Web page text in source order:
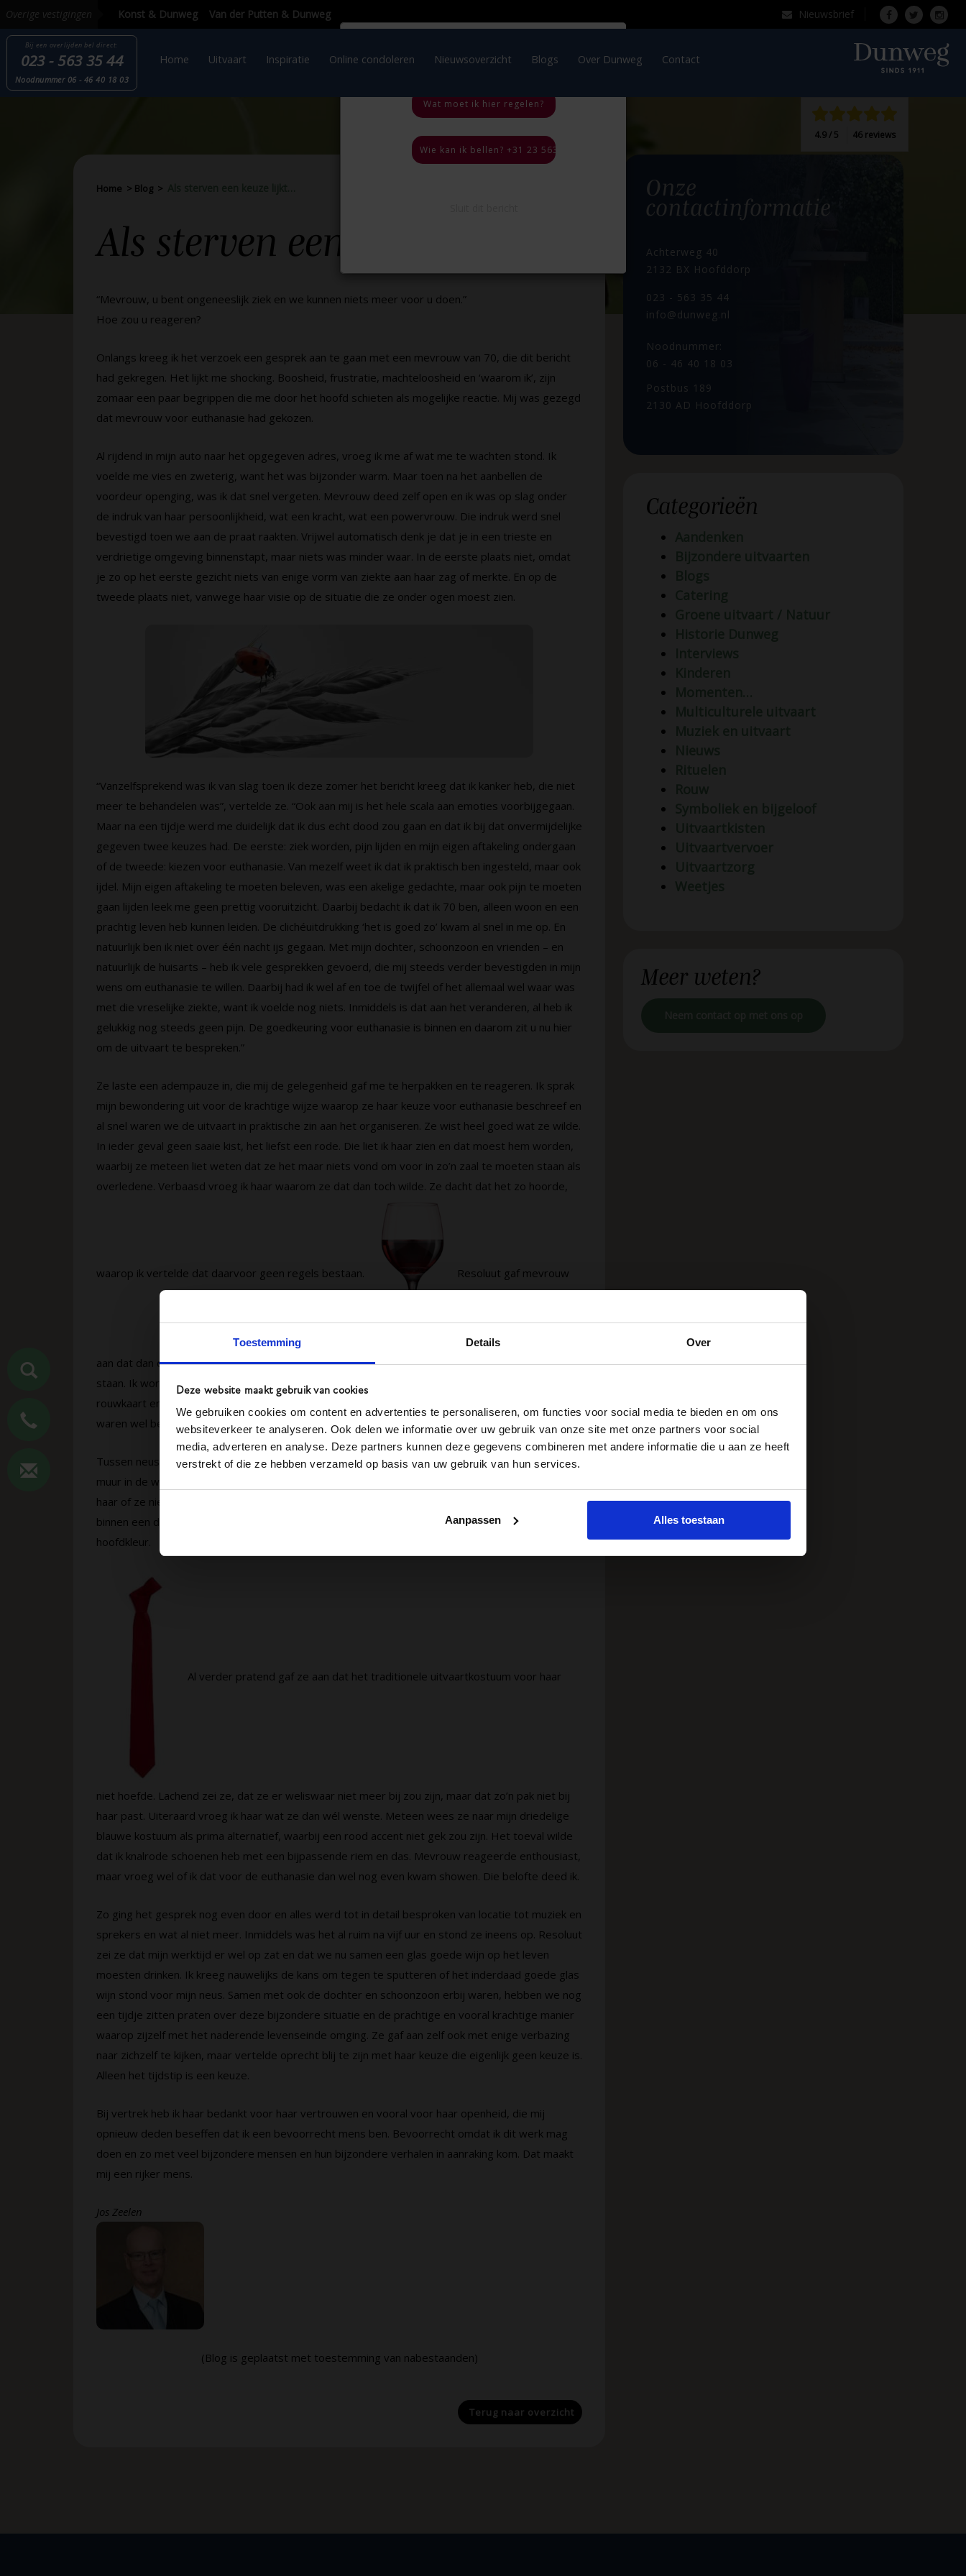
Toestemming Details Over
Deze website maakt gebruik van cookies
We gebruiken cookies om content en advertenties te personaliseren, om functies voor social media te bieden en om ons
websiteverkeer te analyseren. Ook delen we informatie over uw gebruik van onze site met onze partners voor social
media, adverteren en analyse. Deze partners kunnen deze gegevens combineren met andere informatie die u aan ze heeft
verstrekt of die ze hebben verzameld op basis van uw gebruik van hun services.
Aanpassen Alles toestaan
Overige vestigingen Nieuwsbrief
Bij een overlijdenbel direct:
023 - 563 35 44
Noodnummer06 - 46 40 18 03
Home Uitvaart Inspiratie Online condoleren Nieuwsoverzicht Blogs Over Dunweg
4.9 / 5 46 reviews
Home > Blog >
Als sterven een keuze
“Mevrouw, u bent ongeneeslijk ziek en we kunnen niets meer voor u doen.”
Hoe zou u reageren?
Onlangs kreeg ik het verzoek een gesprek aan te gaan met een mevrouw van 70, die dit bericht
had gekregen. Het lijkt me shocking. Boosheid, frustratie, machteloosheid en ‘waarom ik’, zijn
zomaar een paar begrippen die me door het hoofd schieten als mogelijke reactie. Mij was gezegd
dat mevrouw voor euthanasie had gekozen.
Al rijdend in mijn auto naar het opgegeven adres, vroeg ik me af wat me te wachten stond. Ik
voelde me vies en zweterig, want het was bijzonder warm. Maar toen na het aanbellen de
voordeur openging, was ik dat snel vergeten. Mevrouw deed zelf open en ik was op slag onder
de indruk van haar persoonlijkheid, wat een kracht, wat een powervrouw. Die indruk werd snel
bevestigd toen we aan de praat raakten. Vrijwel automatisch denk je dat je in een trieste en
verdrietige omgeving binnenstapt, maar niets was minder waar. In de eerste plaats niet, omdat
je zo op het eerste gezicht niets van enige vorm van ziekte aan haar zag of merkte. En op de
tweede plaats niet, vanwege haar visie op de situatie die ze onder ogen moest zien.
“Vanzelfsprekend was ik van slag toen ik deze zomer het bericht kreeg dat ik kanker heb, die niet
meer te behandelen was”, vertelde ze. “Ook aan mij is het hele scala aan emoties voorbijgegaan.
Maar na een tijdje werd me duidelijk dat ik dus echt dood zou gaan en dat ik bij dat onvermijdelijke
gegeven twee keuzes had. De eerste: ziek worden, pijn lijden en mijn eigen aftakeling ondergaan
of de tweede: kiezen voor euthanasie. Van mezelf weet ik dat ik praktisch ben ingesteld, maar ook
ijdel. Mijn eigen aftakeling te moeten beleven, was een akelige gedachte, maar ook pijn te moeten
gaan lijden leek me geen prettig vooruitzicht. Daarbij bedacht ik dat ik 70 ben, alleen woon en een
prachtig leven heb kunnen leiden. De clichéuitdrukking ‘het is goed zo’ kwam al snel in me op. En
natuurlijk ben ik niet over één nacht ijs gegaan. Met mijn dochter, schoonzoon en vrienden – en
natuurlijk de huisarts – heb ik vele gesprekken gevoerd, die mij steeds verder bevestigden in mijn
wens om euthanasie te willen. Daarbij had ik wel af en toe de twijfel of het allemaal wel waar was
met die vreselijke ziekte, want ik voelde nog niets. Inmiddels is dat aan het veranderen, al heb ik
gelukkig nog steeds geen pijn. De goedkeuring voor euthanasie is binnen en daarom zit u nu hier
om de uitvaart te bespreken.”
Ze laste een adempauze in, die mij de gelegenheid gaf me te herpakken en te reageren. Ik sprak
mijn bewondering uit voor de krachtige wijze waarop ze haar keuze voor euthanasie beschreef en
al snel waren we de uitvaart in praktische zin aan het organiseren. Ze wist heel goed wat ze wilde.
In ieder geval geen saaie kist, het liefst een rode. Die liet ik haar zien en dat moest hem worden,
waarbij ze meteen liet weten dat ze het maar niets vond om voor in zo’n zaal te moeten staan als
overledene. Verbaasd vroeg ik haar waarom ze dat dan toch wilde. Ze dacht dat het zo hoorde,
waarop ik vertelde dat daarvoor geen regels bestaan. Resoluut gaf mevrouw
aan dat dan de goedkoopste kist goed genoeg was en zij niet als overledene in de zaal wilde
staan. Ik word toch gecremeerd en dan is de goedkoopste kist goed genoeg. Een mooie
rouwkaart en een goed afscheid, met een goed glas en lekkere happen, zoals zij het noemde,
waren wel belangrijk.
Tussen neus en lippen door had ze me verteld dat ze hobbyfotograaf was en de foto’s aan de
muur in de woonkamer door haar waren gemaakt. Hobbyfotografie van hoog niveau. Dus vroeg ik
haar of ze niet iets met haar eigen foto’s op de rouwkaart wilde. Dat bleek een goed idee en
binnen een dag was het concept van de rouwkaart met tekst en al klaar, op wens met rood als
hoofdkleur.
Al verder pratend gaf ze aan dat het traditionele uitvaartkostuum voor haar
niet hoefde. Lachend zei ze, dat ze er weliswaar niet meer bij zou zijn, maar dat zo’n pak niet bij
haar past. Uiteraard vroeg ik haar wat ze dan wél wenste. Meteen wees ze naar mijn driedelige
blauwe kostuum als prima alternatief, waarbij een rood accent niet gek zou zijn. Het toeval wilde
dat ik knalrode schoenen heb met een bijpassende riem en das. Mevrouw reageerde enthousiast,
maar vroeg wel of ik dat voor de euthanasie dan wel nog even kwam showen. Die belofte deed ik.
Zo ging het gesprek nog even door en alles werd tot in detail besproken van locatie tot muziek en
sprekers en wat al niet meer. Inmiddels was het al ruim na vijf uur en stond ze ineens op. Resoluut
zei ze dat mijn werktijd er wel op zat en dat we nu samen een glas goede wijn op het leven
moesten drinken. Ik kreeg nauwelijks de kans om tegen te sputteren of het inderdaad goede glas
wijn stond voor mijn neus. Samen met ook de dochter en schoonzoon erbij waren, hebben we nog
een tijdje zitten praten over deze bijzondere situatie en de prachtige en vooral krachtige manier
waarop zijzelf met het naderende levenseinde omging. Ze gaf aan zelf ook met enige verbazing
naar zichzelf te kijken, maar vertelde oprecht blij te zijn met haar keuze die eigenlijk geen keuze is.
Alleen het tijdstip is een keuze.
Bij vertrek heb ik haar bedankt voor haar vertrouwen en vooral voor haar openheid, die mij
opnieuw deden beseffen dat ik een bevoorrecht mens ben. Bevoorrecht omdat ik dit werk mag
doen en zo met veel bijzondere mensen en hun bijzondere verhalen in aanraking kom. Dat maakt
mij een rijker mens.
Jos Zeelen
(Blog is geplaatst met toestemming van nabestaanden)
Terug naar overzicht
Onze
contactinformatie
Achterweg 40
2132 BX Hoofddorp
023 - 563 35 44
info@dunweg.nl
Noodnummer:
06 - 46 40 18 03
Postbus 189
2130 AD Hoofddorp
Categorieën
Meer weten?
×
OVERLIJDEN IN HET
BUITENLAND
Wat moet ik hier regelen?
Wie kan ik bellen? +31 23 563 35 44, 24 uur per dag.